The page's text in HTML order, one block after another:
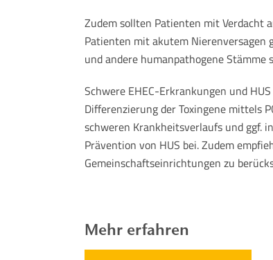
Zudem sollten Patienten mit Verdacht
Patienten mit akutem Nierenversagen
und andere humanpathogene Stämme
Schwere EHEC-Erkrankungen und
Differenzierung der Toxingene mittels
schweren Krankheitsverlaufs und ggf.
Prävention von HUS bei. Zudem
Gemeinschaftseinrichtungen zu
Mehr erfahren